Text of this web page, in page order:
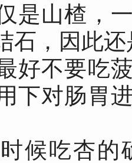
是山楂，
石，因此
不要吃菠
下对肠胃
吃杏的